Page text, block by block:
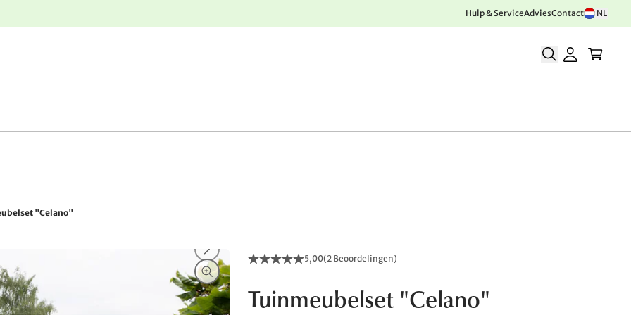
Hulp & ServiceAdviesContact NL
"Celano"
5,00(2 Beoordelingen)
Tuinmeubelset "Celano"